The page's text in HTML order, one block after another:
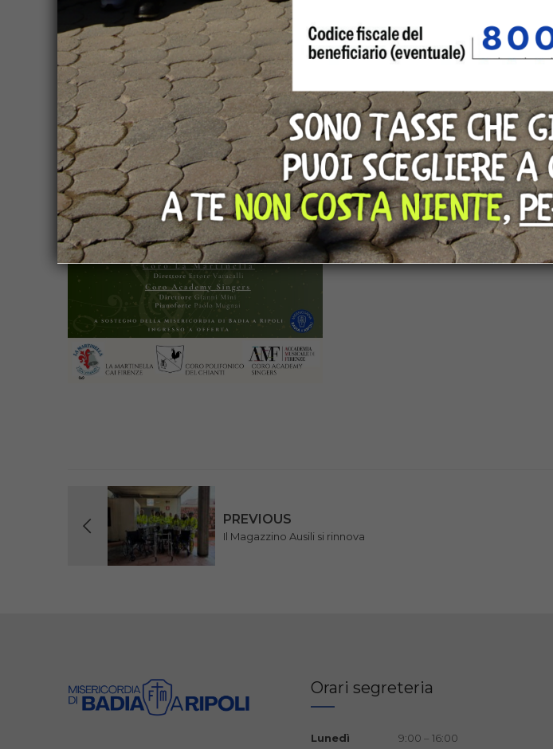
PREVIOUS
Il Magazzino Ausili si rinnova
Orari segreteria
Lunedì 9:00 – 16:00